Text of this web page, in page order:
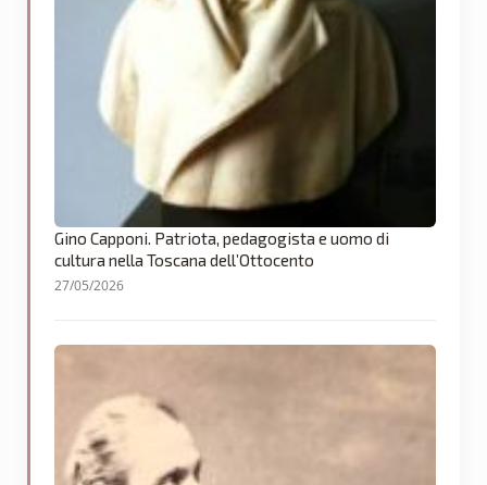
Gino Capponi. Patriota, pedagogista e uomo di
cultura nella Toscana dell’Ottocento
27/05/2026